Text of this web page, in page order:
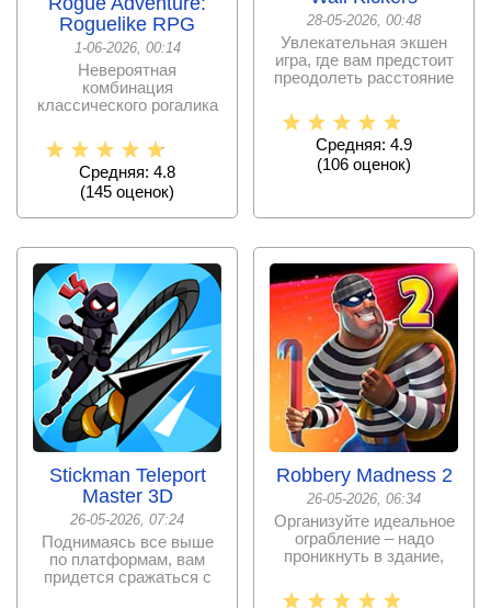
Roguelike RPG
1-06-2026, 00:14
Невероятная
комбинация
классического рогалика
олдскульном формате
Средняя: 4.8
(145 оценок)
28-05-2026, 00:48
Увлекательная экшен
игра, где вам предстоит
преодолеть расстояние
Средняя: 4.9
(106 оценок)
Stickman Teleport
Master 3D
26-05-2026, 07:24
Поднимаясь все выше
по платформам, вам
придется сражаться с
Robbery Madness 2
26-05-2026, 06:34
Организуйте идеальное
ограбление – надо
проникнуть в здание,